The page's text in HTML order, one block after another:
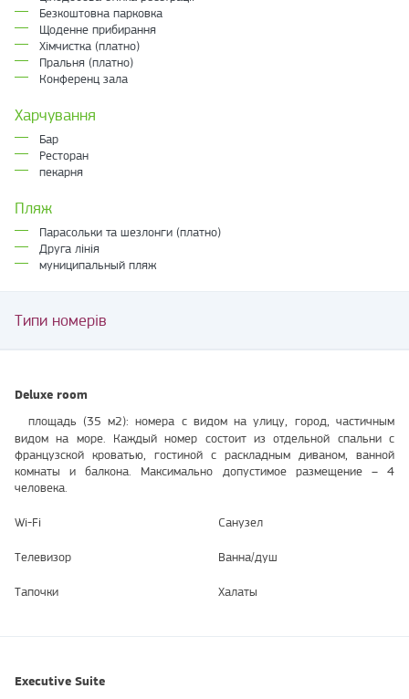
Безкоштовна парковка
Щоденне прибирання
Хімчистка (платно)
Пральня (платно)
Конференц зала
Харчування
Бар
Ресторан
пекарня
Пляж
Парасольки та шезлонги (платно)
Друга лінія
муниципальный пляж
Типи номерів
Deluxe room
площадь (35 м2): номера с видом на улицу, город, частичным
видом на море. Каждый номер состоит из отдельной спальни с
французской кроватью, гостиной с раскладным диваном, ванной
комнаты и балкона. Максимально допустимое размещение – 4
человека.
Wi-Fi Санузел
Телевизор Ванна/душ
Тапочки Халаты
Executive Suite